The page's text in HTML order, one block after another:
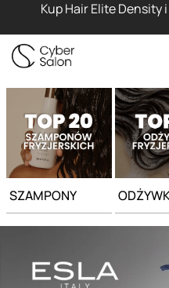
Kup Hair Elite Density
SZAMPONY
Strona główna - Cyber Salon